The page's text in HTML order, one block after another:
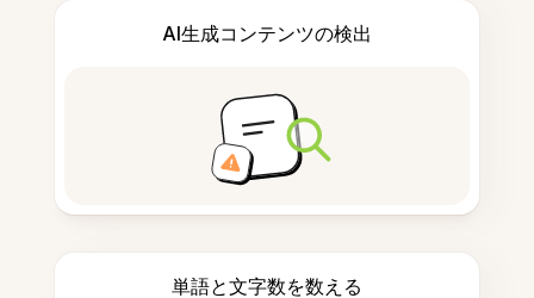
AI生成コンテンツの検出
単語と文字数を数える